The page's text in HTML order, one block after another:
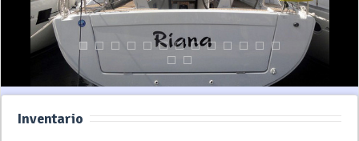
Inventario